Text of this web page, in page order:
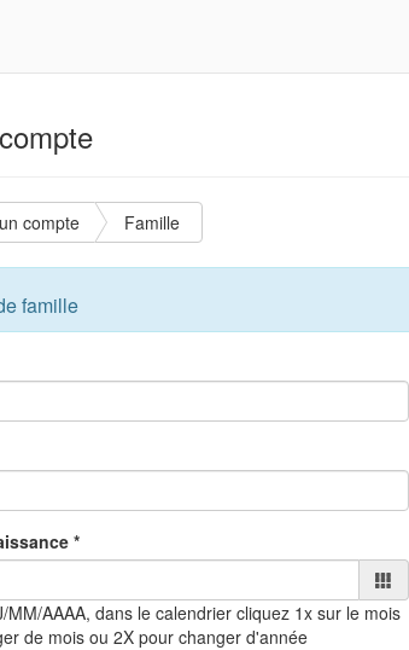
compte Famille
famille
*
MM/AAAA, dans le calendrier cliquez 1x sur le mois
de mois ou 2X pour changer d'année